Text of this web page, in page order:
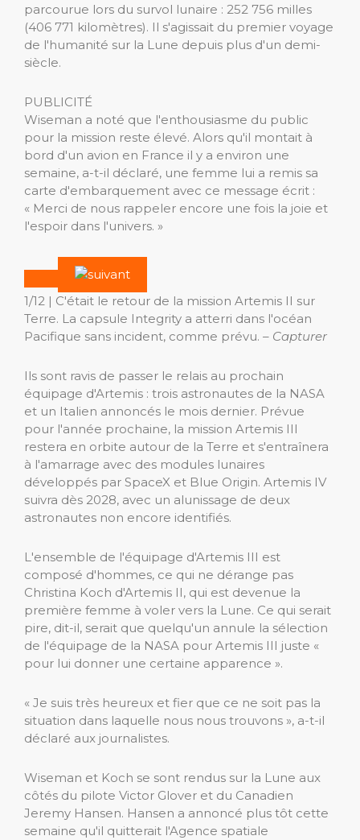
parcourue lors du survol lunaire : 252 756 milles
(406 771 kilomètres). Il s'agissait du premier voyage
de l'humanité sur la Lune depuis plus d'un demi-
siècle.
PUBLICITÉ
Wiseman a noté que l'enthousiasme du public
pour la mission reste élevé. Alors qu'il montait à
bord d'un avion en France il y a environ une
semaine, a-t-il déclaré, une femme lui a remis sa
carte d'embarquement avec ce message écrit :
« Merci de nous rappeler encore une fois la joie et
l'espoir dans l'univers. »
1/12 | C'était le retour de la mission Artemis II sur
Terre. La capsule Integrity a atterri dans l'océan
Pacifique sans incident, comme prévu. – Capturer
Ils sont ravis de passer le relais au prochain
équipage d'Artemis : trois astronautes de la NASA
et un Italien annoncés le mois dernier. Prévue
pour l'année prochaine, la mission Artemis III
restera en orbite autour de la Terre et s'entraînera
à l'amarrage avec des modules lunaires
développés par SpaceX et Blue Origin. Artemis IV
suivra dès 2028, avec un alunissage de deux
astronautes non encore identifiés.
L'ensemble de l'équipage d'Artemis III est
composé d'hommes, ce qui ne dérange pas
Christina Koch d'Artemis II, qui est devenue la
première femme à voler vers la Lune. Ce qui serait
pire, dit-il, serait que quelqu'un annule la sélection
de l'équipage de la NASA pour Artemis III juste «
pour lui donner une certaine apparence ».
« Je suis très heureux et fier que ce ne soit pas la
situation dans laquelle nous nous trouvons », a-t-il
déclaré aux journalistes.
Wiseman et Koch se sont rendus sur la Lune aux
côtés du pilote Victor Glover et du Canadien
Jeremy Hansen. Hansen a annoncé plus tôt cette
semaine qu'il quitterait l'Agence spatiale